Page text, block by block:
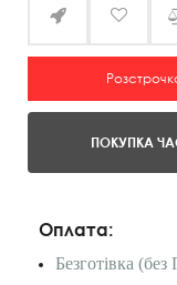
ПОКУПКА
Оплата:
Безготівка